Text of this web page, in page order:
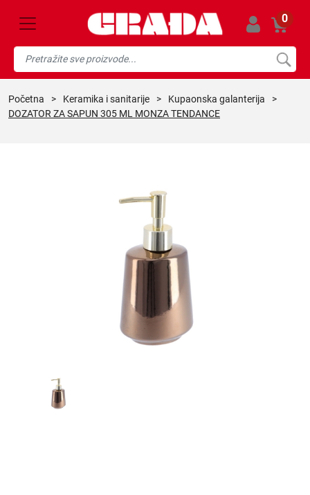
0
početna > keramika i sanitarije > kupaonska galanterija
>
DOZATOR ZA SAPUN 305 ML MONZA TENDANCE